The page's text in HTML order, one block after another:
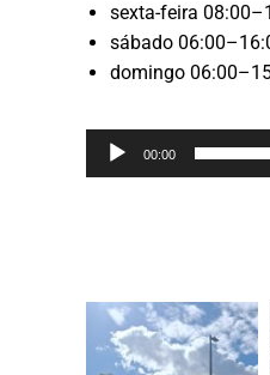
sexta-feira
sábado
domingo
Reprodutor
de
00:00